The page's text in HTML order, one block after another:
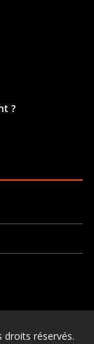
?
droits réservés.